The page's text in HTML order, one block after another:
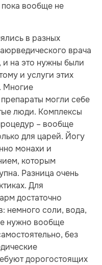
вообще не
в разных
врача
и на это нужны были
и услуги этих
Многие
могли себе
люди. Комплексы
– вообще
для царей. Йогу
монахи и
которым
Разница очень
Для
достаточно
немного соли, вода,
нужно вообще
без
дорогостоящих